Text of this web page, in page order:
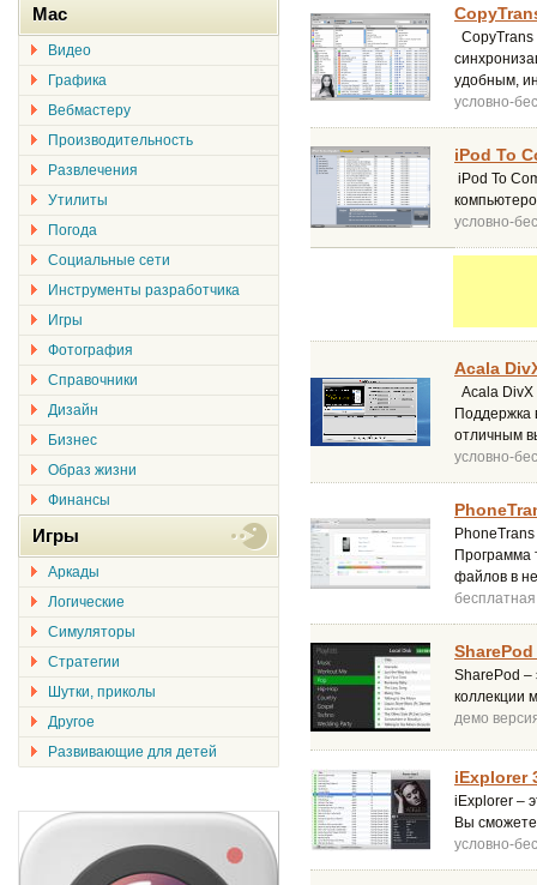
удобным,
условно-
iPod To
iPod To
условно-
Acala
Acala
Поддержка
отличным
условно-
Программа
файлов в
бесплатная
SharePod
SharePod –
коллекции
демо
iExplorer
iExplorer –
Вы
условно-
Mac
Видео
Графика
Вебмастеру
Производительность
Развлечения
Утилиты
Погода
Социальные сети
Инструменты разработчика
Игры
Фотография
Справочники
Дизайн
Бизнес
Образ жизни
Финансы
Игры
Аркады
Логические
Симуляторы
Стратегии
Шутки, приколы
Другое
Развивающие для детей